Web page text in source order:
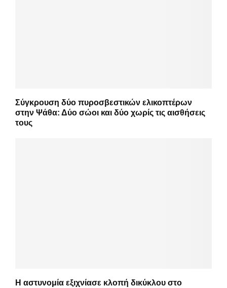
Σύγκρουση δύο πυροσβεστικών ελικοπτέρων
στην Ψάθα: Δύο σώοι και δύο χωρίς τις αισθήσεις
τους
Η αστυνομία εξιχνίασε κλοπή δικύκλου στο